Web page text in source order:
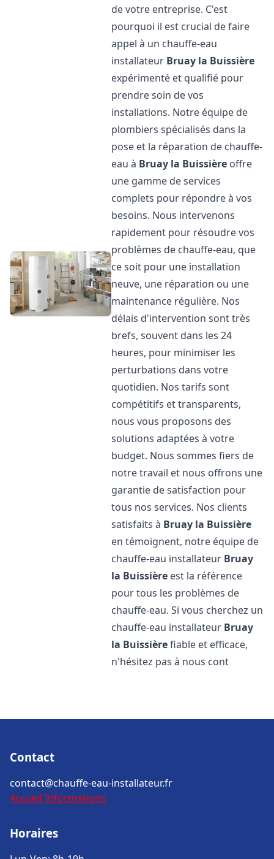
de votre entreprise. C'est
pourquoi il est crucial de faire
appel à un chauffe-eau
installateur Bruay la Buissière
expérimenté et qualifié pour
prendre soin de vos
installations. Notre équipe de
plombiers spécialisés dans la
pose et la réparation de chauffe-
eau à Bruay la Buissière offre
une gamme de services
complets pour répondre à vos
besoins. Nous intervenons
rapidement pour résoudre vos
problèmes de chauffe-eau, que
ce soit pour une installation
neuve, une réparation ou une
maintenance régulière. Nos
délais d'intervention sont très
brefs, souvent dans les 24
heures, pour minimiser les
perturbations dans votre
quotidien. Nos tarifs sont
compétitifs et transparents,
nous vous proposons des
solutions adaptées à votre
budget. Nous sommes fiers de
notre travail et nous offrons une
garantie de satisfaction pour
tous nos services. Nos clients
satisfaits à Bruay la Buissière
en témoignent, notre équipe de
chauffe-eau installateur Bruay
la Buissière est la référence
pour tous les problèmes de
chauffe-eau. Si vous cherchez un
chauffe-eau installateur Bruay
la Buissièrefiable et efficace,
n'hésitez pas à nous cont
Contact
contact@chauffe-eau-installateur.fr
Accueil Informations
Horaires